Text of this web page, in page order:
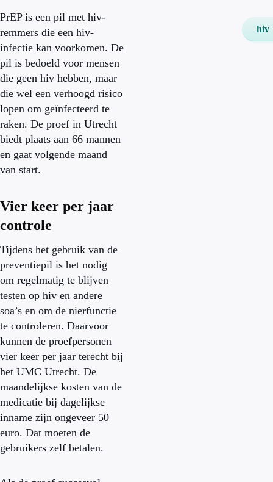
PrEP is een pil met hiv-
remmers die een hiv-
infectie kan voorkomen. De
pil is bedoeld voor mensen
die geen hiv hebben, maar
die wel een verhoogd risico
lopen om geïnfecteerd te
raken. De proef in Utrecht
biedt plaats aan 66 mannen
en gaat volgende maand
van start.
Vier keer per jaar
controle
Tijdens het gebruik van de
preventiepil is het nodig
om regelmatig te blijven
testen op hiv en andere
soa’s en om de nierfunctie
te controleren. Daarvoor
kunnen de proefpersonen
vier keer per jaar terecht bij
het UMC Utrecht. De
maandelijkse kosten van de
medicatie bij dagelijkse
inname zijn ongeveer 50
euro. Dat moeten de
gebruikers zelf betalen.
hiv